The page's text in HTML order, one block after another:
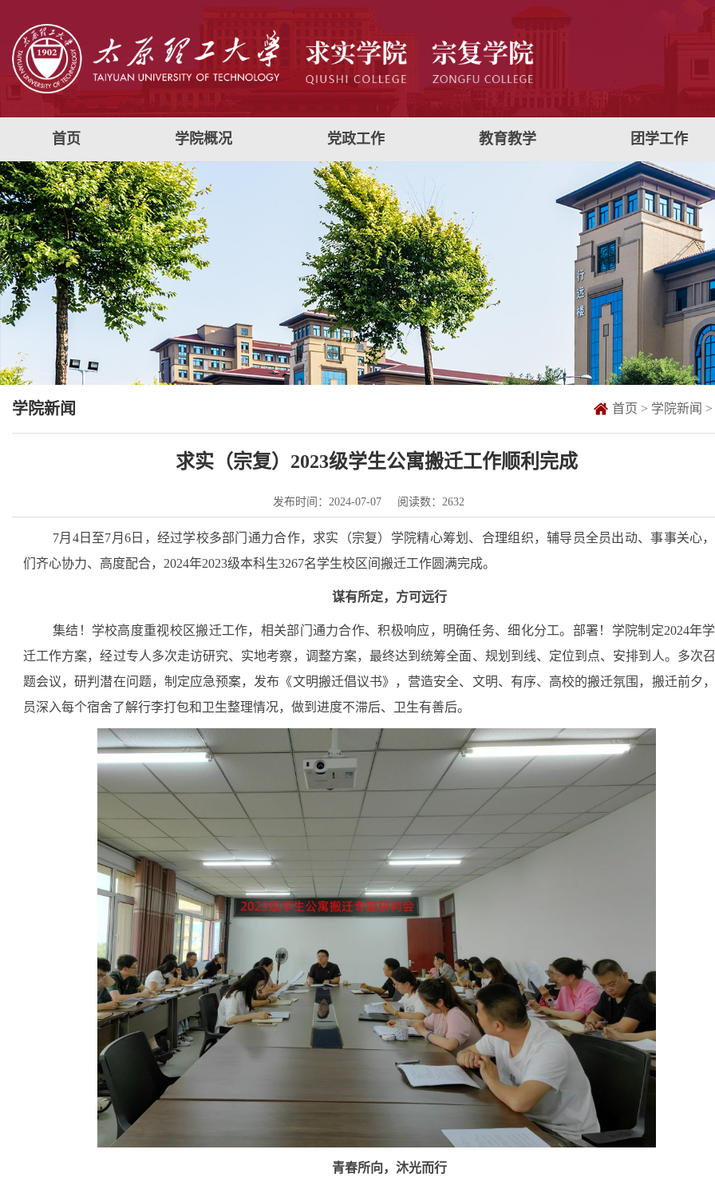
首页 学院概况 党政工作 教育教学 团学工作
学院新闻 首页 > 学院新闻
求实（宗复）2023级学生公寓搬迁工作顺利完成
发布时间：2024-07-07 阅读数： 2632
7月4日至7月6日，经过学校多部门通力合作，求实（宗复）学院精心筹划、合理组织，辅导员全员出动、事事关心
们齐心协力、高度配合，2024年2023级本科生3267名学生校区间搬迁工作圆满完成。
谋有所定，方可远行
集结！学校高度重视校区搬迁工作，相关部门通力合作、积极响应，明确任务、细化分工。部署！学院制定2024年
迁工作方案，经过专人多次走访研究、实地考察，调整方案，最终达到统筹全面、规划到线、定位到点、安排到人。多次
题会议，研判潜在问题，制定应急预案，发布《文明搬迁倡议书》，营造安全、文明、有序、高校的搬迁氛围，搬迁前夕
员深入每个宿舍了解行李打包和卫生整理情况，做到进度不滞后、卫生有善后。
青春所向，沐光而行